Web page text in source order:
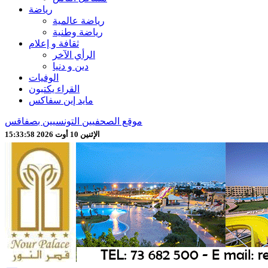
رياضة
رياضة عالمية
رياضة وطنية
ثقافة و إعلام
الرأي الآخر
دين و دنيا
الوفيات
القراء يكتبون
مايد إين سفاكس
موقع الصحفيين التونسيين بصفاقس
الإثنين 10 أوت 2026 15:34:00